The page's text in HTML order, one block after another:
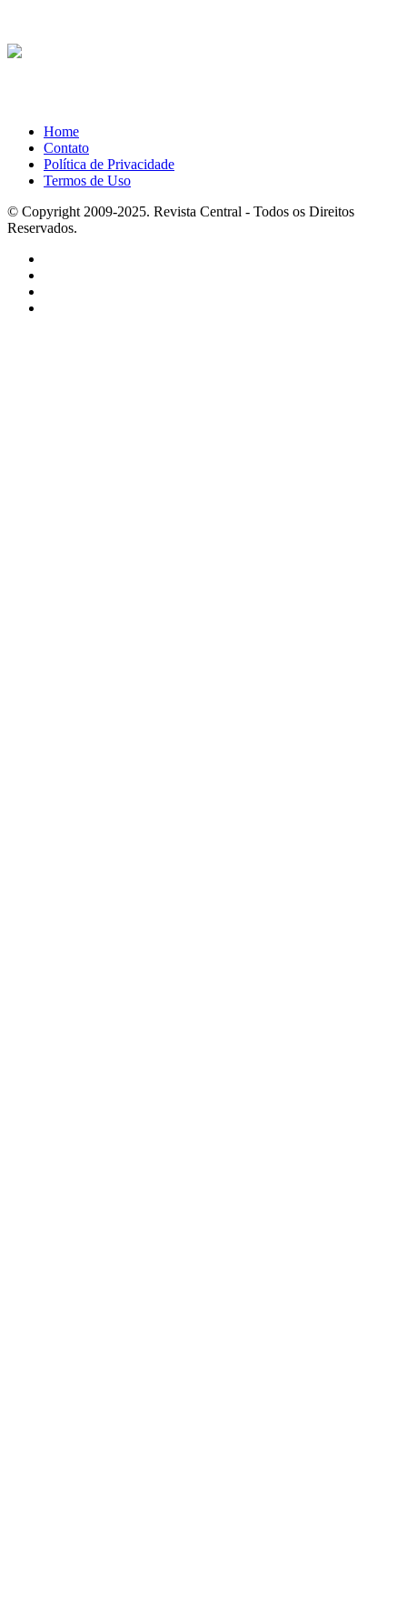
Home
Contato
Política de Privacidade
Termos de Uso
© Copyright 2009-2025. Revista Central - Todos os Direitos
Reservados.